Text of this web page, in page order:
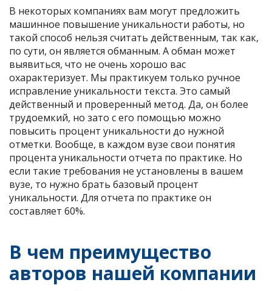
В некоторых компаниях вам могут предложить
машинное повышение уникальности работы, но
такой способ нельзя считать действенным, так как,
по сути, он является обманным. А обман может
выявиться, что не очень хорошо вас
охарактеризует. Мы практикуем только ручное
исправление уникальности текста. Это самый
действенный и проверенный метод. Да, он более
трудоемкий, но зато с его помощью можно
повысить процент уникальности до нужной
отметки. Вообще, в каждом вузе свои понятия
процента уникальности отчета по практике. Но
если такие требования не установлены в вашем
вузе, то нужно брать базовый процент
уникальности. Для отчета по практике он
составляет 60%.
В чем преимущество
авторов нашей компании